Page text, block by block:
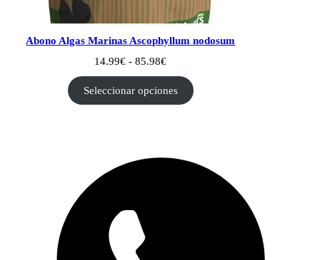
Abono Algas Marinas Ascophyllum nodosum
14.99€ - 85.98€Rango
precios:
desde
Seleccionar opciones